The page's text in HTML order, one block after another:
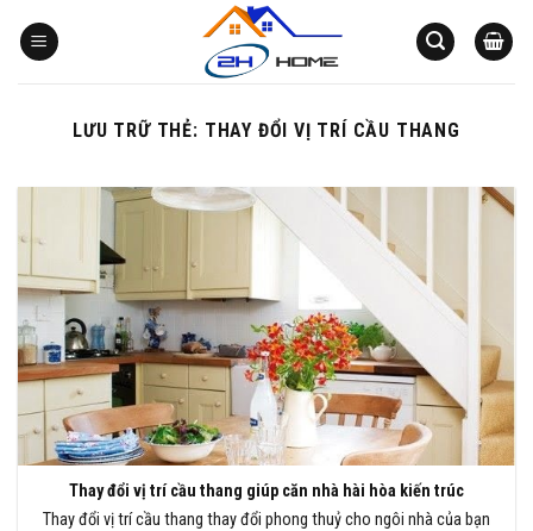
qua
LƯU TRỮ THẺ: THAY ĐỔI VỊ TRÍ CẦU THANG
Thay đổi vị trí cầu thang giúp căn nhà hài hòa kiến trúc
Thay đổi vị trí cầu thang thay đổi phong thuỷ cho ngôi nhà của bạn